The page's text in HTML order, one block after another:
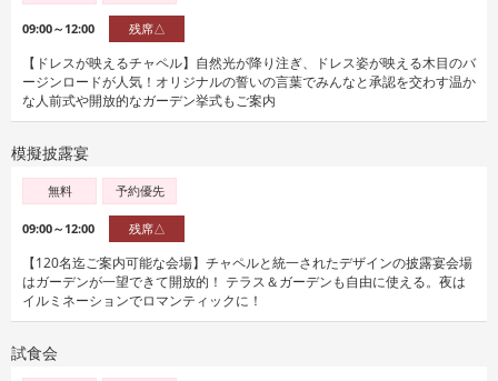
09:00～12:00 残席△
【ドレスが映えるチャペル】自然光が降り注ぎ、ドレス姿が映える木目のバ
ージンロードが人気！オリジナルの誓いの言葉でみんなと承認を交わす温か
な人前式や開放的なガーデン挙式もご案内
模擬披露宴
無料 予約優先
09:00～12:00 残席△
【120名迄ご案内可能な会場】チャペルと統一されたデザインの披露宴会場
はガーデンが一望できて開放的！ テラス＆ガーデンも自由に使える。夜は
イルミネーションでロマンティックに！
試食会